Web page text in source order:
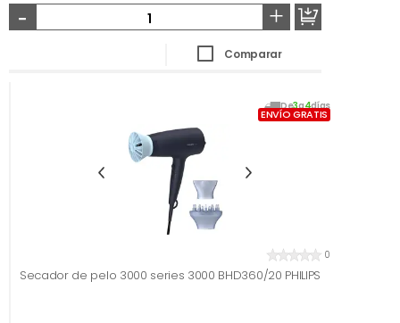
- +
Comparar
De3a4días
ENVÍO GRATIS
0
Secador de pelo 3000 series 3000 BHD360/20 PHILIPS